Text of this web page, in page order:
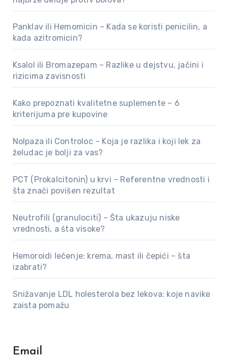
Panklav ili Hemomicin – Kada se koristi penicilin, a
kada azitromicin?
Ksalol ili Bromazepam – Razlike u dejstvu, jačini i
rizicima zavisnosti
Kako prepoznati kvalitetne suplemente – 6
kriterijuma pre kupovine
Nolpaza ili Controloc – Koja je razlika i koji lek za
želudac je bolji za vas?
PCT (Prokalcitonin) u krvi – Referentne vrednosti i
šta znači povišen rezultat
Neutrofili (granulociti) – Šta ukazuju niske
vrednosti, a šta visoke?
Hemoroidi lečenje: krema, mast ili čepići – šta
izabrati?
Snižavanje LDL holesterola bez lekova: koje navike
zaista pomažu
Email